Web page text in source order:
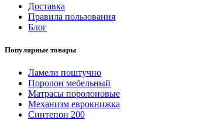
Доставка
Правила пользования
Блог
Популярные товары
Ламели поштучно
Поролон мебельный
Матрасы поролоновые
Механизм еврокнижка
Синтепон 200